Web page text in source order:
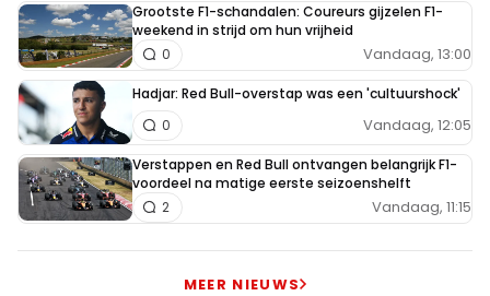
Grootste F1-schandalen: Coureurs gijzelen F1-
weekend in strijd om hun vrijheid
Vandaag, 13:00
0
Hadjar: Red Bull-overstap was een 'cultuurshock'
Vandaag, 12:05
0
Verstappen en Red Bull ontvangen belangrijk F1-
voordeel na matige eerste seizoenshelft
Vandaag, 11:15
2
MEER NIEUWS